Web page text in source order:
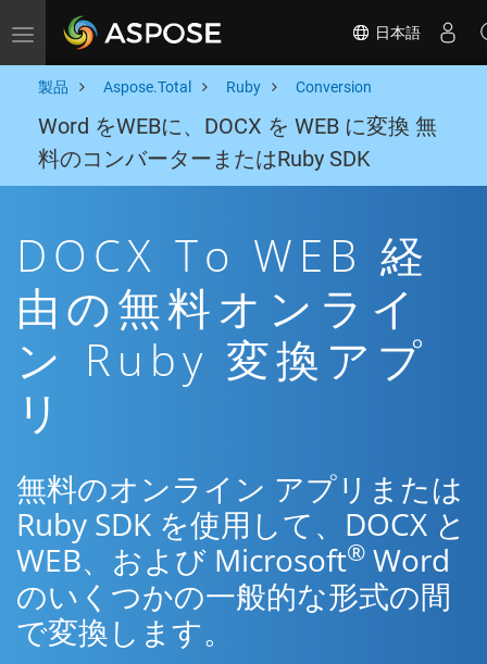
Toggle navigation 日本語
製品 Aspose.Total Ruby Conversion
Word をWEBに、DOCX を WEB に変換 無
料のコンバーターまたはRuby SDK
DOCX To WEB 経
由の無料オンライ
ン Ruby 変換アプ
リ
無料のオンライン アプリまたは
Ruby SDK を使用して、DOCX と
WEB、および Microsoft® Word
のいくつかの一般的な形式の間
で変換します。